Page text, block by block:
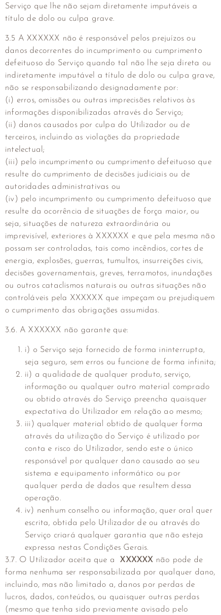
Serviço que lhe não sejam diretamente imputáveis a
título de dolo ou culpa grave.
3.5 A XXXXXX não é responsável pelos prejuízos ou
danos decorrentes do incumprimento ou cumprimento
defeituoso do Serviço quando tal não lhe seja direta ou
indiretamente imputável a título de dolo ou culpa grave,
não se responsabilizando designadamente por:
(i) erros, omissões ou outras imprecisões relativos às
informações disponibilizadas através do Serviço;
(ii) danos causados por culpa do Utilizador ou de
terceiros, incluindo as violações da propriedade
intelectual;
(iii) pelo incumprimento ou cumprimento defeituoso que
resulte do cumprimento de decisões judiciais ou de
autoridades administrativas ou
(iv) pelo incumprimento ou cumprimento defeituoso que
resulte da ocorrência de situações de força maior, ou
seja, situações de natureza extraordinária ou
imprevisível, exteriores à XXXXXX e que pela mesma não
possam ser controladas, tais como incêndios, cortes de
energia, explosões, guerras, tumultos, insurreições civis,
decisões governamentais, greves, terramotos, inundações
ou outros cataclismos naturais ou outras situações não
controláveis pela XXXXXX que impeçam ou prejudiquem
o cumprimento das obrigações assumidas.
3.6. A XXXXXX não garante que:
i) o Serviço seja fornecido de forma ininterrupta,
seja seguro, sem erros ou funcione de forma infinita;
ii) a qualidade de qualquer produto, serviço,
informação ou qualquer outro material comprado
ou obtido através do Serviço preencha quaisquer
expectativa do Utilizador em relação ao mesmo;
iii) qualquer material obtido de qualquer forma
através da utilização do Serviço é utilizado por
conta e risco do Utilizador, sendo este o único
responsável por qualquer dano causado ao seu
sistema e equipamento informático ou por
qualquer perda de dados que resultem dessa
operação.
iv) nenhum conselho ou informação, quer oral quer
escrita, obtida pelo Utilizador de ou através do
Serviço criará qualquer garantia que não esteja
expressa nestas Condições Gerais.
3.7. O Utilizador aceita que a
XXXXXX não pode de
forma nenhuma ser responsabilizada por qualquer dano,
incluindo, mas não limitado a, danos por perdas de
lucros, dados, conteúdos, ou quaisquer outras perdas
(mesmo que tenha sido previamente avisado pelo